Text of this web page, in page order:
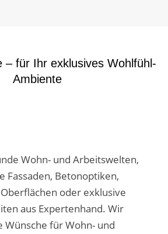
– für Ihr exklusives Wohlfühl-
Ambiente
Wohn- und Arbeitswelten,
Fassaden, Betonoptiken,
oder exklusive
aus Expertenhand. Wir
Wünsche für Wohn- und